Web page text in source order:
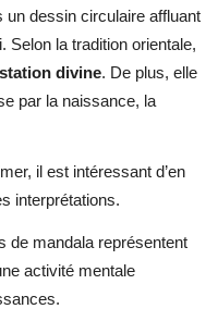
dessin circulaire affluant
Selon la tradition orientale,
divine. De plus, elle
par la naissance, la
il est intéressant d’en
interprétations.
de mandala représentent
activité mentale